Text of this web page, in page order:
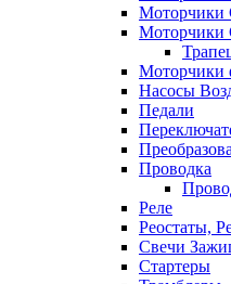
Моторчики
Моторчики
Моторчики
Насосы
Педали
Проводка
Реле
Реостаты,
Свечи
Стартеры